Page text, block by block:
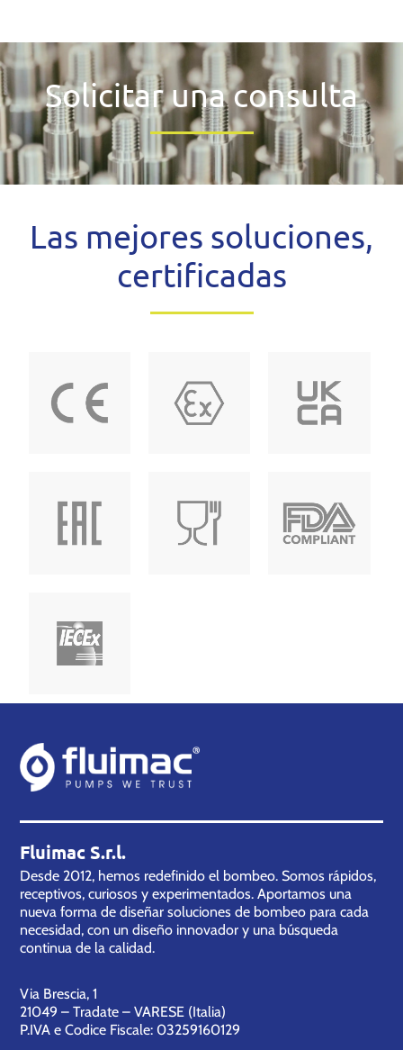
Solicitar una consulta
Las mejores soluciones,
certificadas
Fluimac S.r.l.
Desde 2012, hemos redefinido el bombeo. Somos rápidos,
receptivos, curiosos y experimentados. Aportamos una
nueva forma de diseñar soluciones de bombeo para cada
necesidad, con un diseño innovador y una búsqueda
continua de la calidad.
Via Brescia, 1
21049 – Tradate – VARESE (Italia)
P.IVA e Codice Fiscale: 03259160129